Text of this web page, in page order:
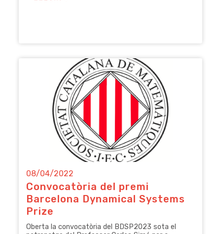
08/04/2022
Convocatòria del premi
Barcelona Dynamical Systems
Prize
Oberta la convocatòria del BDSP2023 sota el